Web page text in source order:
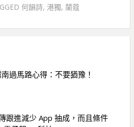
何韻詩, 港獨, 蘭蔻
過馬路心得：不要猶豫！
跟進減少 App 抽成，而且條件